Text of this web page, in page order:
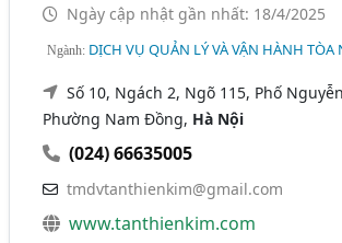
Ngày cập nhật gần nhất: 18/4/2025
Ngành: DỊCH VỤ QUẢN LÝ VÀ VẬN HÀNH TÒA
Số 10, Ngách 2, Ngõ 115, Phố
Phường Nam Đồng, Hà Nội
(024) 66635005
tmdvtanthienkim@gmail.com
www.tanthienkim.com